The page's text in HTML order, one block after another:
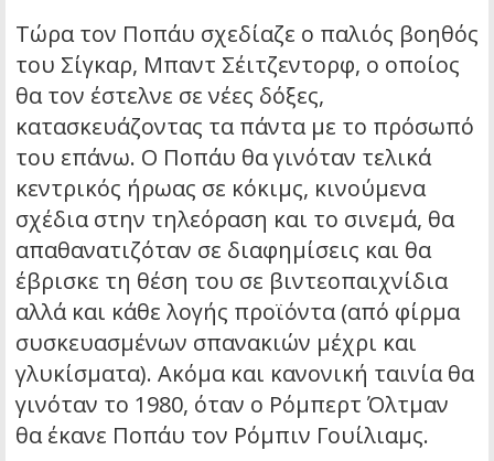
Τώρα τον Ποπάυ σχεδίαζε ο παλιός βοηθός
του Σίγκαρ, Μπαντ Σέιτζεντορφ, ο οποίος
θα τον έστελνε σε νέες δόξες,
κατασκευάζοντας τα πάντα με το πρόσωπό
του επάνω. Ο Ποπάυ θα γινόταν τελικά
κεντρικός ήρωας σε κόκιμς, κινούμενα
σχέδια στην τηλεόραση και το σινεμά, θα
απαθανατιζόταν σε διαφημίσεις και θα
έβρισκε τη θέση του σε βιντεοπαιχνίδια
αλλά και κάθε λογής προϊόντα (από φίρμα
συσκευασμένων σπανακιών μέχρι και
γλυκίσματα). Ακόμα και κανονική ταινία θα
γινόταν το 1980, όταν ο Ρόμπερτ Όλτμαν
θα έκανε Ποπάυ τον Ρόμπιν Γουίλιαμς.